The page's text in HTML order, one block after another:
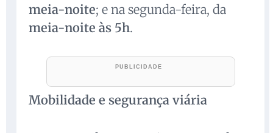
meia-noite; e na segunda-feira, da
meia-noite às 5h.
Mobilidade e segurança viária